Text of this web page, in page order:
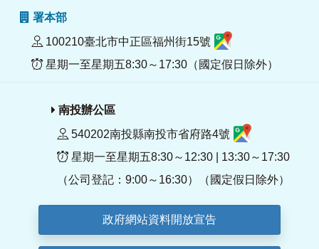
署本部
100210臺北市中正區福州街15號
星期一至星期五8:30～17:30（國定假日除外）
南投辦公區
540202南投縣南投市省府路4號
星期一至星期五8:30～12:30 | 13:30～17:30
（公司登記：9:00～16:30）（國定假日除外）
政府網站資料開放宣告